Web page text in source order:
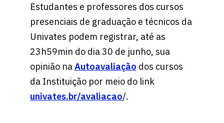
Estudantes e professores dos cursos
presenciais de graduação e técnicos da
Univates podem registrar, até as
23h59min do dia 30 de junho, sua
opinião naAutoavaliação dos cursos
da Instituição por meio do link
univates.br/avaliacao/.